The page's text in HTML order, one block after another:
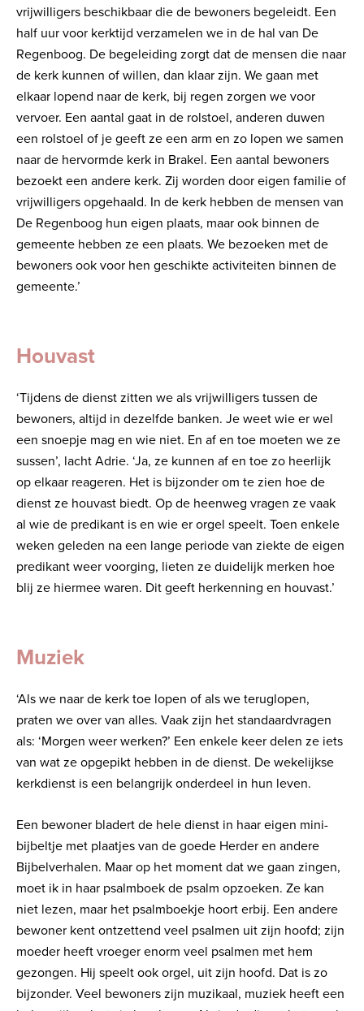
vrijwilligers beschikbaar die de bewoners begeleidt. Een
half uur voor kerktijd verzamelen we in de hal van De
Regenboog. De begeleiding zorgt dat de mensen die naar
de kerk kunnen of willen, dan klaar zijn. We gaan met
elkaar lopend naar de kerk, bij regen zorgen we voor
vervoer. Een aantal gaat in de rolstoel, anderen duwen
een rolstoel of je geeft ze een arm en zo lopen we samen
naar de hervormde kerk in Brakel. Een aantal bewoners
bezoekt een andere kerk. Zij worden door eigen familie of
vrijwilligers opgehaald. In de kerk hebben de mensen van
De Regenboog hun eigen plaats, maar ook binnen de
gemeente hebben ze een plaats. We bezoeken met de
bewoners ook voor hen geschikte activiteiten binnen de
gemeente.’
Houvast
‘Tijdens de dienst zitten we als vrijwilligers tussen de
bewoners, altijd in dezelfde banken. Je weet wie er wel
een snoepje mag en wie niet. En af en toe moeten we ze
sussen’, lacht Adrie. ‘Ja, ze kunnen af en toe zo heerlijk
op elkaar reageren. Het is bijzonder om te zien hoe de
dienst ze houvast biedt. Op de heenweg vragen ze vaak
al wie de predikant is en wie er orgel speelt. Toen enkele
weken geleden na een lange periode van ziekte de eigen
predikant weer voorging, lieten ze duidelijk merken hoe
blij ze hiermee waren. Dit geeft herkenning en houvast.’
Muziek
‘Als we naar de kerk toe lopen of als we teruglopen,
praten we over van alles. Vaak zijn het standaardvragen
als: ‘Morgen weer werken?’ Een enkele keer delen ze iets
van wat ze opgepikt hebben in de dienst. De wekelijkse
kerkdienst is een belangrijk onderdeel in hun leven.
Een bewoner bladert de hele dienst in haar eigen mini-
bijbeltje met plaatjes van de goede Herder en andere
Bijbelverhalen. Maar op het moment dat we gaan zingen,
moet ik in haar psalmboek de psalm opzoeken. Ze kan
niet lezen, maar het psalmboekje hoort erbij. Een andere
bewoner kent ontzettend veel psalmen uit zijn hoofd; zijn
moeder heeft vroeger enorm veel psalmen met hem
gezongen. Hij speelt ook orgel, uit zijn hoofd. Dat is zo
bijzonder. Veel bewoners zijn muzikaal, muziek heeft een